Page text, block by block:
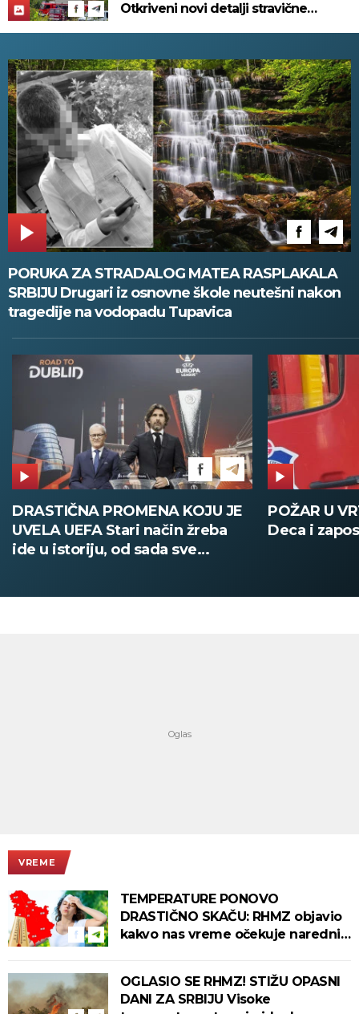
Otkriveni novi detalji stravične
PORUKA ZA STRADALOG MATEA RASPLAKALA
SRBIJU Drugari iz osnovne škole neutešni nakon
tragedije na vodopadu Tupavica
POŽAR U VRTIĆU NA VOŽDOVCU
Deca i zaposleni evakuisani
SINIŠA
DOBIO
VREME
TEMPERATURE PONOVO
DRASTIČNO SKAČU: RHMZ objavio
kakvo nas vreme očekuje narednih
OGLASIO SE RHMZ! STIŽU OPASNI
DANI ZA SRBIJU Visoke